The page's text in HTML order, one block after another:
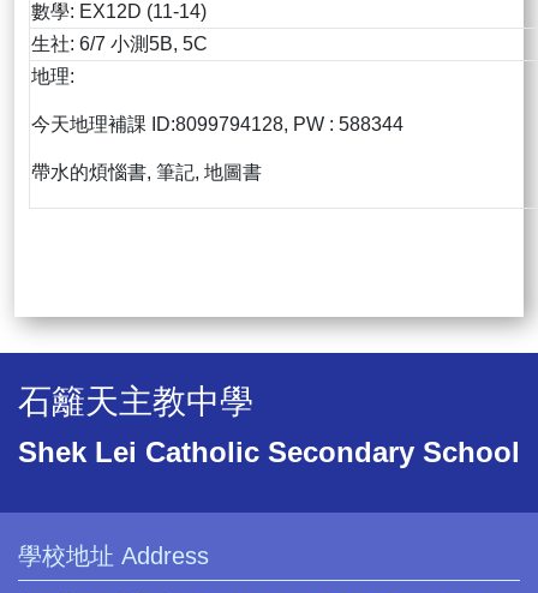
數學: EX12D (11-14)
生社: 6/7 小測5B, 5C
地理:
今天地理補課 ID:8099794128, PW : 588344
帶水的煩惱書, 筆記, 地圖書
石籬天主教中學
Shek Lei Catholic Secondary School
學校地址 Address